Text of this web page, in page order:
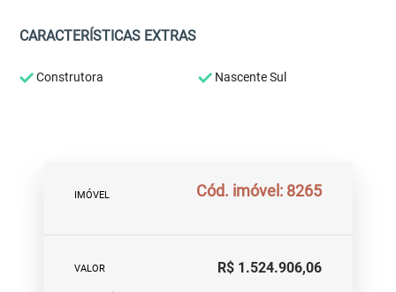
CARACTERÍSTICAS EXTRAS
Construtora Nascente Sul
IMÓVEL Cód. imóvel: 8265
VALOR R$ 1.524.906,06